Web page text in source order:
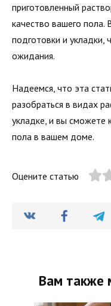
приготовленный
качество вашего
подготовки и укладки,
ожидания.
Надеемся, что эта
разобраться в видах
укладке, и вы сможете
пола в вашем доме.
Оцените статью
Вам также